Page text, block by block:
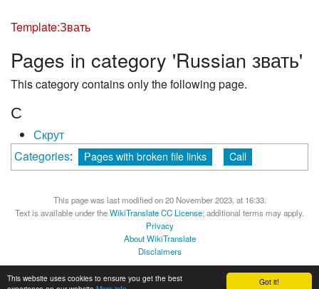
Got it!
This website uses cookies to ensure you get the best
Template:Звать
Pages in category 'Russian звать'
This category contains only the following page.
С
Скрут
Categories: Pages with broken file links Call
This page was last modified on 20 November 2023, at 16:33.
Text is available under theWikiTranslate CC License; additional terms may apply.
Privacy
About WikiTranslate
Disclaimers
MediaWikiPowered by Semantic MediaWiki